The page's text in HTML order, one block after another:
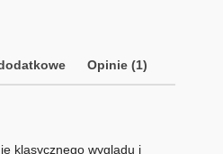
Opinie (1)
klasycznego wyglądu i